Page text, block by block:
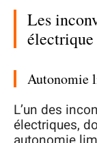
Les
Autonomie
L’un des
électriques,